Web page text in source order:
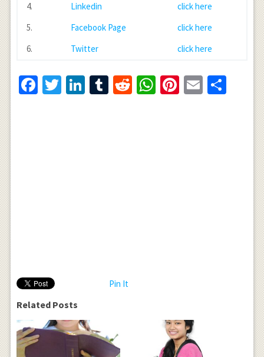
4. Linkedin
click here
5.
Facebook Page
click here
6.
Twitter click here
Facebook
Twitter
LinkedIn
Tumblr
RedditWhatsApp
Pinterest
Email
Pin It
Related Posts